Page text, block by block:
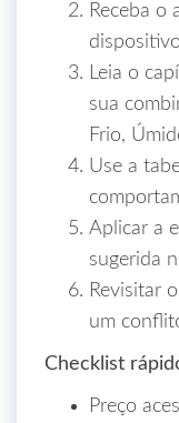
Receba o
Leia o
sua
Frio,
Use a
Aplicar a
sugerida
Revisitar
um
Checklist
Preço